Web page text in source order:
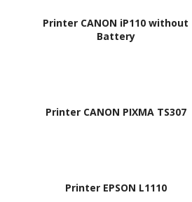
Printer CANON iP110 without
Battery
Printer CANON PIXMA TS307
Printer EPSON L1110